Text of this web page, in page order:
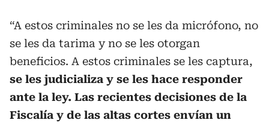
“A estos criminales no se les da micrófono, no
se les da tarima y no se les otorgan
beneficios. A estos criminales se les captura,
se les judicializa y se les hace responder
ante la ley. Las recientes decisiones de la
Fiscalía y de las altas cortes envían un